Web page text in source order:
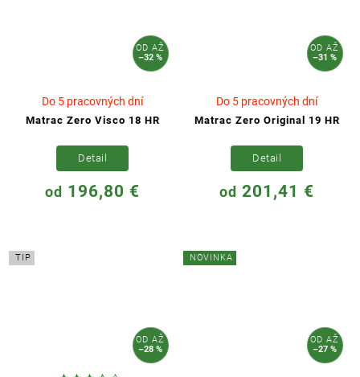
ODAŽ
–32 %
Matrac Zero Visco 18 HR
Do 5 pracovných dní
od 196,80 €
Detail
ODAŽ
–31 %
Matrac Zero Original 19 HR
Do 5 pracovných dní
od 201,41 €
Detail
TIP
ODAŽ
–28 %
NOVINKA
ODAŽ
–27 %